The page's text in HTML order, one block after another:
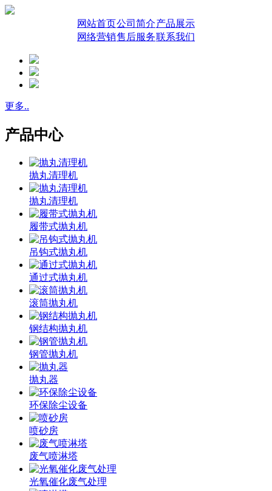
网站首页公司简介产品展示
网络营销售后服务联系我们
更多..
产品中心
抛丸清理机
抛丸清理机
履带式抛丸机
吊钩式抛丸机
通过式抛丸机
滚筒抛丸机
钢结构抛丸机
钢管抛丸机
抛丸器
环保除尘设备
喷砂房
废气喷淋塔
光氧催化废气处理